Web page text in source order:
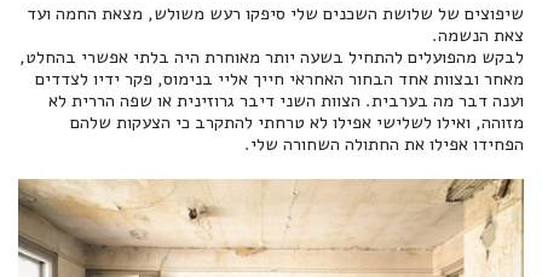
שיפוצים של שלושת השכנים שלי סיפקו רעש משולש, מצאת החמה ועד
צאת הנשמה.
לבקש מהפועלים להתחיל בשעה יותר מאוחרת היה בלתי אפשרי בהחלט,
מאחר ובצוות אחד הבחור האחראי חייך אליי בנימוס, פקר ידיו לצדדים
וענה דבר מה בערבית. הצוות השני דיבר גרוזינית או שפה הררית לא
מזוהה, ואילו לשלישי אפילו לא טרחתי להתקרב כי הצעקות שלהם
הפחידו אפילו את החתולה השחורה שלי.